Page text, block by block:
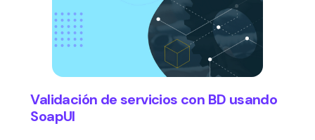
Validación de servicios con BD usando
SoapUI